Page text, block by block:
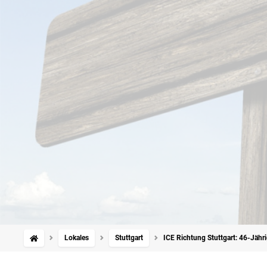
Lokales Stuttgart ICE Richtung Stuttgart: 46-